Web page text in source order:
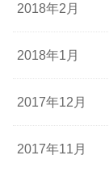
2018年2月
2018年1月
2017年12月
2017年11月